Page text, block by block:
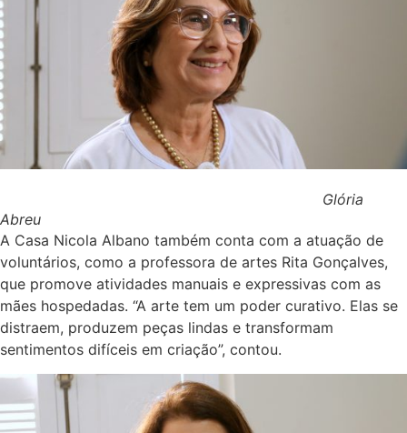
Glória
Abreu
A Casa Nicola Albano também conta com a atuação de
voluntários, como a professora de artes Rita Gonçalves,
que promove atividades manuais e expressivas com as
mães hospedadas. “A arte tem um poder curativo. Elas se
distraem, produzem peças lindas e transformam
sentimentos difíceis em criação”, contou.